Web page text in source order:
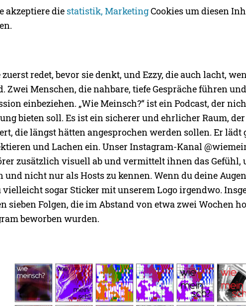
akzeptiere die statistik, MarketingCookies um diesen
redet, bevor sie denkt, und Ezzy, die auch lacht,
Zwei Menschen, die nahbare, tiefe Gespräche führen
einbeziehen. „Wie Meinsch?“ ist ein Podcast, der
bieten soll. Es ist ein sicherer und ehrlicher Raum, der
die längst hätten angesprochen werden sollen. Er lädt
und Lachen ein. Unser Instagram-Kanal
zusätzlich visuell ab und vermittelt ihnen das Gefühl,
und nicht nur als Hosts zu kennen. Wenn du deine
vielleicht sogar Sticker mit unserem Logo irgendwo.
sieben Folgen, die im Abstand von etwa zwei Wochen
beworben wurden.